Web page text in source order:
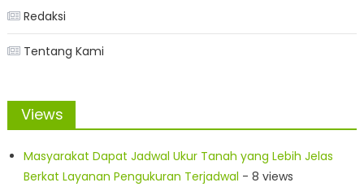
Redaksi
Tentang Kami
Views
Masyarakat Dapat Jadwal Ukur Tanah yang Lebih Jelas
Berkat Layanan Pengukuran Terjadwal - 8 views